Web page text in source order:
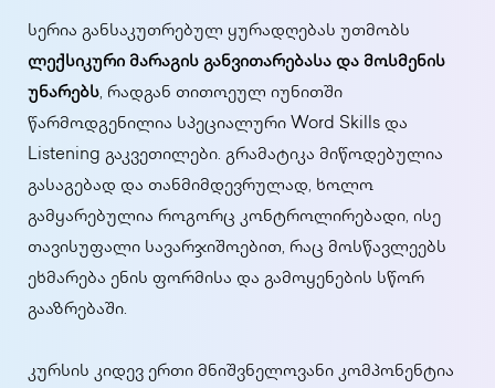
სერია განსაკუთრებულ ყურადღებას უთმობს
ლექსიკური მარაგის განვითარებასა და მოსმენის
უნარებს, რადგან თითოეულ იუნითში
წარმოდგენილია სპეციალური Word Skills და
Listening გაკვეთილები. გრამატიკა მიწოდებულია
გასაგებად და თანმიმდევრულად, ხოლო
გამყარებულია როგორც კონტროლირებადი, ისე
თავისუფალი სავარჯიშოებით, რაც მოსწავლეებს
ეხმარება ენის ფორმისა და გამოყენების სწორ
გააზრებაში.
კურსის კიდევ ერთი მნიშვნელოვანი კომპონენტია